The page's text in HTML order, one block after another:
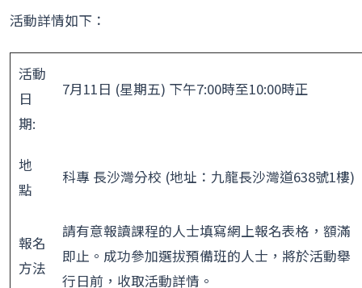
活動詳情如下：
活動
日
期:
7月11日 (星期五) 下午7:00時至10:00時正
地
點
科專 長沙灣分校 (地址：九龍長沙灣道638號1樓)
報名
方法
請有意報讀課程的人士填寫網上報名表格，額滿
即止。成功參加選拔預備班的人士，將於活動舉
行日前，收取活動詳情。